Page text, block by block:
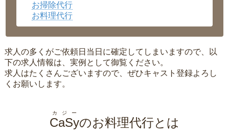
お掃除代行
お料理代行
求人の多くがご依頼日当日に確定してしまいますので、以
下の求人情報は、実例として御覧ください。
求人はたくさんございますので、ぜひキャスト登録よろし
くお願いします。
CaSy
カジー
のお料理代行とは